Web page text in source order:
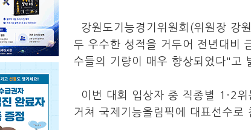
강원도기능경기위원회(위원장 강
두 우수한 성적을 거두어 전년대비
수들의 기량이 매우 향상되었다"고
이번 대회 입상자 중 직종별 1·2
거쳐 국제기능올림픽에 대표선수로